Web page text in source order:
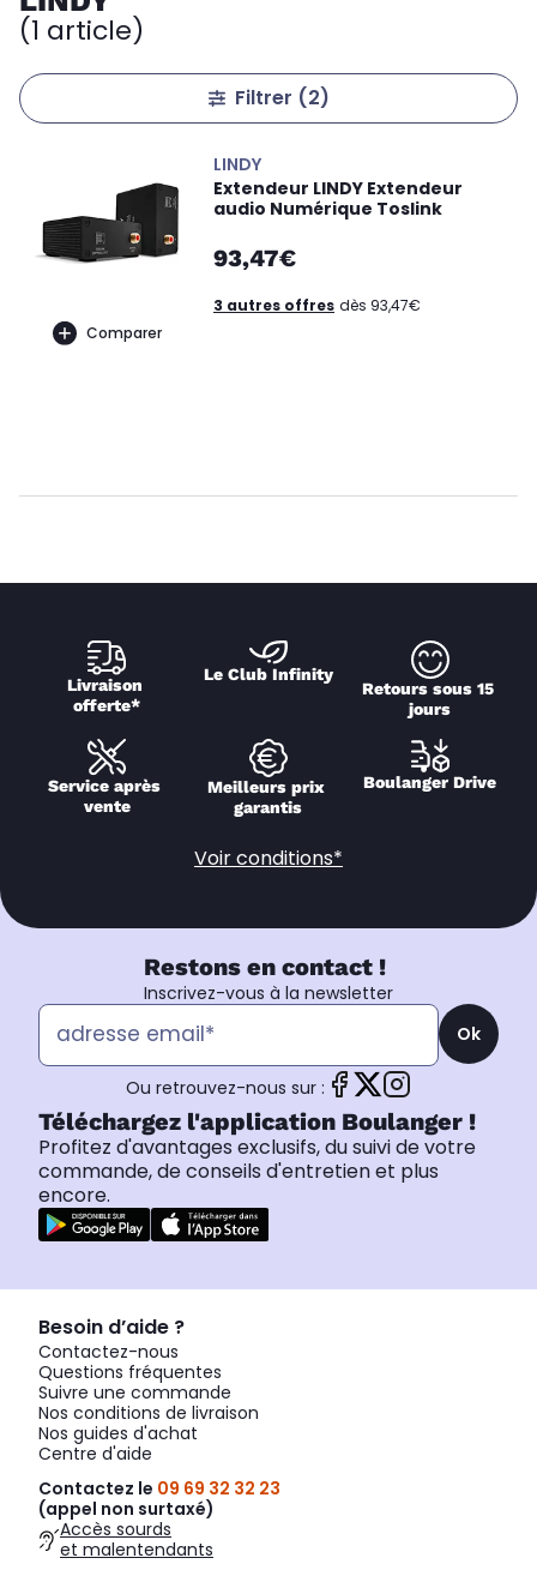
(1 article)
Filtrer (2)
Comparer
LINDY
Extendeur LINDY Extendeur
audio Numérique Toslink
93,47€
3 autres offres dès 93,47€
Livraison
offerte*
Le Club Infinity
Retours sous 15
jours
Service après
vente
Meilleurs prix
garantis
Boulanger Drive
Voir conditions*
Restons en contact !
Inscrivez-vous à la newsletter
Ok
Ou retrouvez-nous sur :
Téléchargez l'application Boulanger !
Profitez d'avantages exclusifs, du suivi de votre
commande, de conseils d'entretien et plus
encore.
Besoin d’aide ?
Contactez-nous
Questions fréquentes
Suivre une commande
Nos conditions de livraison
Nos guides d'achat
Centre d'aide
Contactez le 09 69 32 32 23
(appel non surtaxé)
Accès sourds
et malentendants